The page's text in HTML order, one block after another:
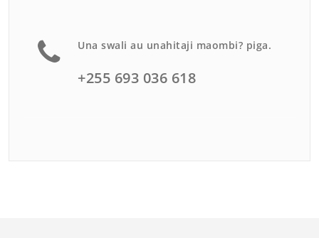
Una swali au unahitaji maombi? piga.
+255 693 036 618